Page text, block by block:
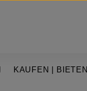
KAUFEN | BIETEN